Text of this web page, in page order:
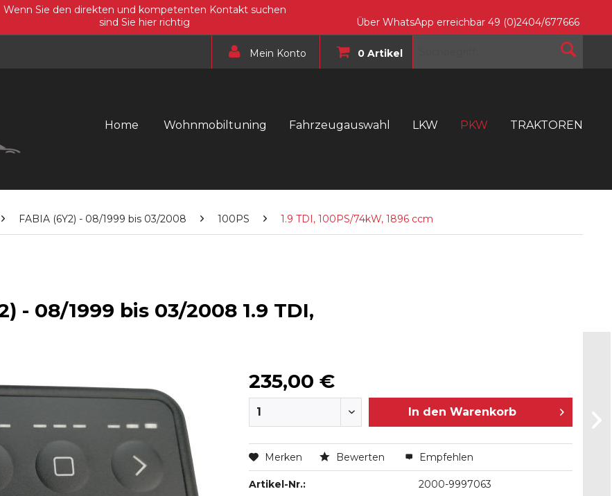
Wenn Sie den direkten und kompetenten Kontakt suchen
sind Sie hier richtig
Über WhatsApp erreichbar 49 (0)2404/677666
Mein Konto 0 Artikel
Home Wohnmobiltuning Fahrzeugauswahl LKW PKW TRAKTOREN
FABIA (6Y2) - 08/1999 bis 03/2008 100PS 1.9 TDI, 100PS/74kW, 1896 ccm
- 08/1999 bis 03/2008 1.9 TDI,
235,00 €
In den Warenkorb
Merken Bewerten Empfehlen
Artikel-Nr.: 2000-9997063